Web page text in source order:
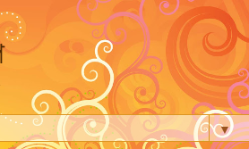
▼